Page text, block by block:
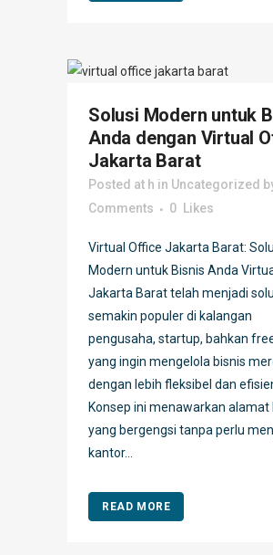
Solusi Modern untuk
Anda dengan Virtual
Jakarta Barat
Posted at h in Uncategorized
Comments
0 Likes
Virtual Office Jakarta Barat:
Modern untuk Bisnis Anda
Jakarta Barat telah menjadi
semakin populer di kalangan
pengusaha, startup, bahkan
yang ingin mengelola bisnis
dengan lebih fleksibel dan
Konsep ini menawarkan alamat
yang bergengsi tanpa perlu
kantor...
READ MORE